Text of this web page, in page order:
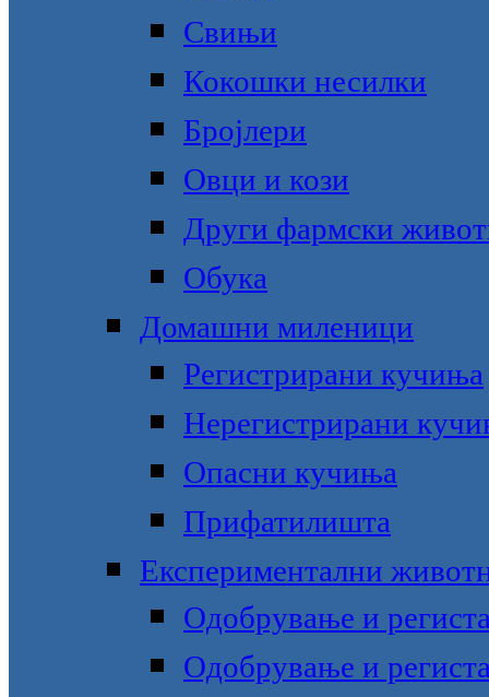
Свињи
Кокошки несилки
Бројлери
Овци и кози
Други фармски
Обука
Домашни миленици
Регистрирани кучиња
Нерегистрирани
Опасни кучиња
Прифатилишта
Експериментални
Одобрување и
Одобрување и